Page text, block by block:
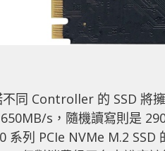
同 Controller 的 SSD 將
s，隨機讀寫則是
列 PCIe NVMe M.2 SSD